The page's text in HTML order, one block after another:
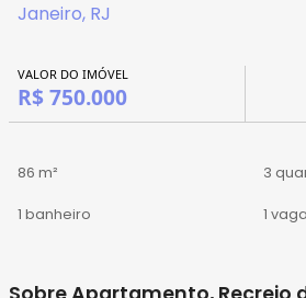
Janeiro, RJ
VALOR DO IMÓVEL
R$ 750.000
86 m² 3
1 banheiro 1 vaga